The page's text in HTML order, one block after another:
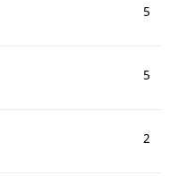
5
5
2